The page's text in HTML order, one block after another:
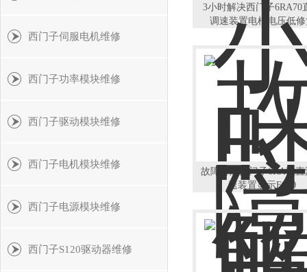
西门子伺服电机维修
西门子功率模块维修
西门子驱动模块维修
西门子电机模块维修
西门子电源模块维修
西门子S120驱动器维修
3小时解决西门子6RA70
调速装置电枢电压低修
故障排除西门子6RA70直
速装置显示F030